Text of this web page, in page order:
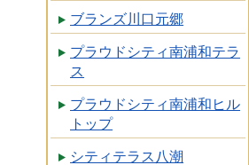
ブランズ川口元郷
プラウドシティ南浦和テラ
ス
プラウドシティ南浦和ヒル
トップ
シティテラス八潮